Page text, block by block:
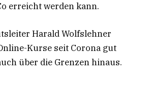
erreicht werden kann.
Harald Wolfslehner
Kurse seit Corona gut
über die Grenzen hinaus.